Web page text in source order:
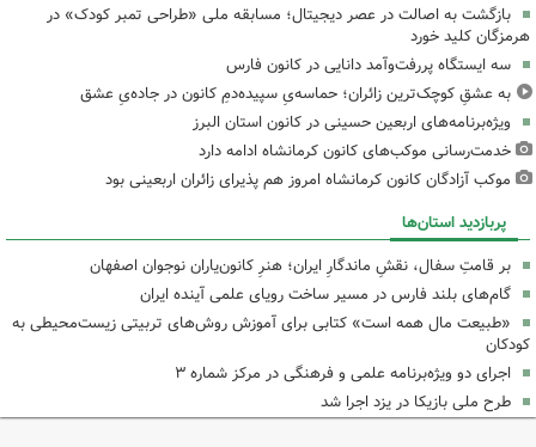
بازگشت به اصالت در عصر دیجیتال؛ مسابقه ملی «طراحی تمبر کودک» در
هرمزگان کلید خورد
سه ایستگاه پررفت‌وآمد دانایی در کانون فارس
به عشقِ کوچک‌ترین زائران؛ حماسه‌یِ سپیده‌دمِ کانون در جاده‌یِ عشق
ویژه‌برنامه‌های اربعین حسینی در کانون استان البرز
خدمت‌رسانی موکب‌های کانون کرمانشاه ادامه دارد
موکب آزادگان کانون کرمانشاه امروز هم پذیرای زائران اربعینی بود
پربازدید استان‌ها
بر قامتِ سفال، نقشِ ماندگارِ ایران؛ هنرِ کانون‌یاران نوجوان اصفهان
گام‌های بلند فارس در مسیر ساخت رویای علمی آینده ایران
«طبیعت مال همه است» کتابی برای آموزش روش‌های تربیتی زیست‌محیطی به
کودکان
اجرای دو ویژه‌برنامه علمی و فرهنگی در مرکز شماره ۳
طرح ملی بازیکا در یزد اجرا شد